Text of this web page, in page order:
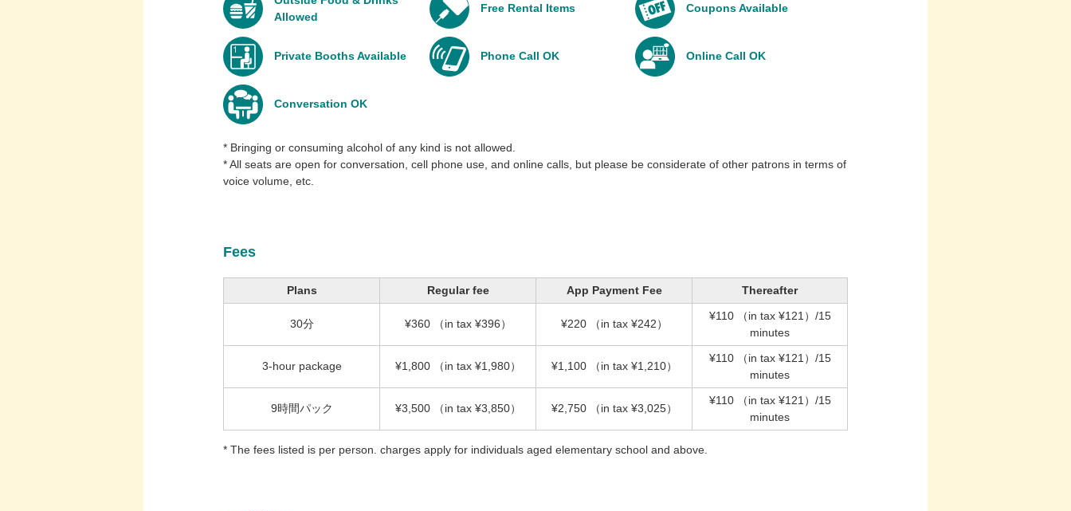
Allowed
Free Rental Items Coupons Available
Private Booths Available Phone Call OK Online Call OK
Conversation OK
* Bringing or consuming alcohol of any kind is not allowed.
* All seats are open for conversation, cell phone use, and online calls, but please be considerate of other patrons in terms of
voice volume, etc.
Fees
Plans Regular fee App Payment Fee Thereafter
30分 ¥360 （in tax ¥396） ¥220 （in tax ¥242）
¥110 （in tax ¥121） /15
minutes
3-hour package ¥1,800 （in tax ¥1,980） ¥1,100 （in tax ¥1,210）
¥110 （in tax ¥121） /15
minutes
9時間パック ¥3,500 （in tax ¥3,850） ¥2,750 （in tax ¥3,025）
¥110 （in tax ¥121） /15
minutes
* The fees listed is per person. charges apply for individuals aged elementary school and above.